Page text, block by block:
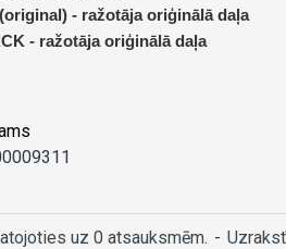
- ražotāja oriģinālā daļa
- ražotāja oriģinālā daļa
uz 0 atsauksmēm. -